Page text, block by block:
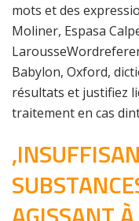
mots et des
Moliner, Espasa
Babylon, Oxford,
résultats et justifiez
traitement en cas